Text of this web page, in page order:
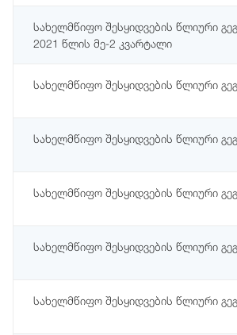
სახელმწიფო შესყიდვების წლიური
2021 წლის მე-2 კვარტალი
სახელმწიფო შესყიდვების წლიური
სახელმწიფო შესყიდვების წლიური
სახელმწიფო შესყიდვების წლიური
სახელმწიფო შესყიდვების წლიური
სახელმწიფო შესყიდვების წლიური